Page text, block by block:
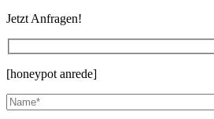
Jetzt Anfragen!
[honeypot anrede]